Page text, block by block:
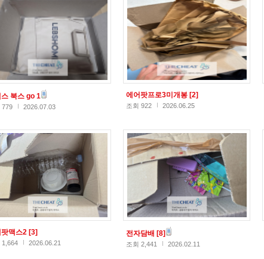
북스 go 1
779 2026.07.03
에어팟프로3미개봉 [2]
조회 922 2026.06.25
맥스2 [3]
1,664 2026.06.21
전자담배 [8]
조회 2,441 2026.02.11